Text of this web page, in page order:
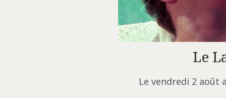
Le
Le vendredi 2 août